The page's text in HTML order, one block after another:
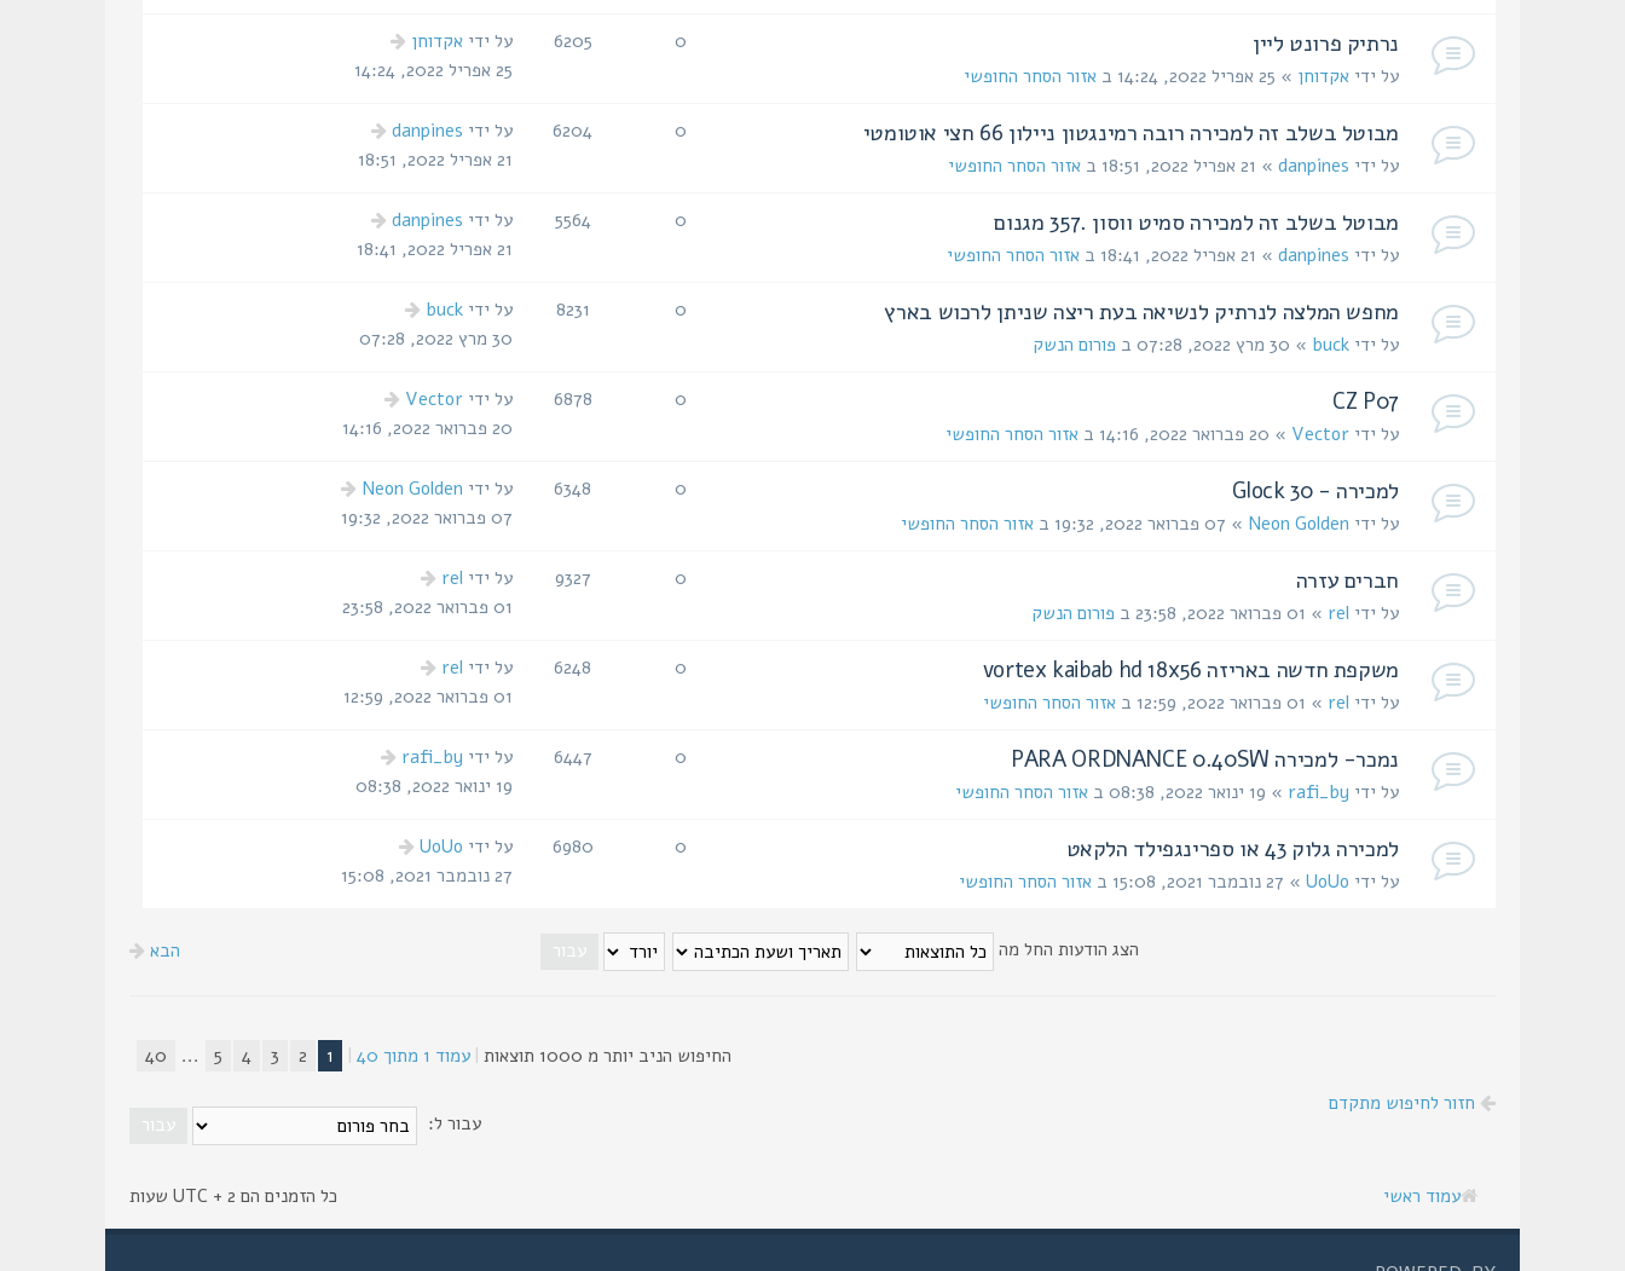
נרתיק פרונט ליין
על ידי אקדוחן » 25 אפריל 2022, 14:24 ב אזור הסחר החופשי
0
6205 על ידיאקדוחן
25 אפריל 2022, 14:24
מבוטל בשלב זה למכירה רובה רמינגטון ניילון 66 חצי אוטומטי
על ידי danpines » 21 אפריל 2022, 18:51 ב אזור הסחר החופשי
0
6204 על ידי danpines
21 אפריל 2022, 18:51
מבוטל בשלב זה למכירה סמיט ווסון .357 מגנום
על ידי danpines » 21 אפריל 2022, 18:41 ב אזור הסחר החופשי
0
5564 על ידי danpines
21 אפריל 2022, 18:41
מחפש המלצה לנרתיק לנשיאה בעת ריצה שניתן לרכוש בארץ
על ידי buck » 30 מרץ 2022, 07:28 ב פורום הנשק
0
8231 על ידיbuck
30 מרץ 2022, 07:28
CZ P07
על ידי Vector » 20 פברואר 2022, 14:16 ב אזור הסחר החופשי
0
6878 על ידיVector
20 פברואר 2022, 14:16
למכירה - Glock 30
על ידי Neon Golden » 07 פברואר 2022, 19:32 ב אזור הסחר החופשי
0
6348 על ידי Neon Golden
07 פברואר 2022, 19:32
חברים עזרה
על ידי rel » 01 פברואר 2022, 23:58 ב פורום הנשק
0
9327 על ידיrel
01 פברואר 2022, 23:58
משקפת חדשה באריזה vortex kaibab hd 18x56
על ידי rel » 01 פברואר 2022, 12:59 ב אזור הסחר החופשי
0
6248 על ידיrel
01 פברואר 2022, 12:59
נמכר- למכירה PARA ORDNANCE 0.40SW
על ידי rafi_by » 19 ינואר 2022, 08:38 ב אזור הסחר החופשי
0
6447 על ידי rafi_by
19 ינואר 2022, 08:38
למכירה גלוק 43 או ספרינגפילד הלקאט
על ידי UoUo » 27 נובמבר 2021, 15:08 ב אזור הסחר החופשי
0
6980 על ידי UoUo
27 נובמבר 2021, 15:08
הבא הצג הודעות החל מה
החיפוש הניב יותר מ 1000 תוצאות | עמוד 1 מתוך 40
|
1
2
3
4
5
...
40
חזור לחיפוש מתקדם
עבור ל:
עמוד ראשי כל הזמנים הם UTC + 2 שעות